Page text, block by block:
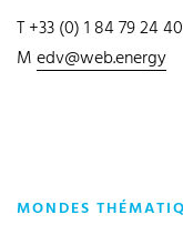
T +33 (0) 1 84 79 24 40
Medv@web.energy
MONDES